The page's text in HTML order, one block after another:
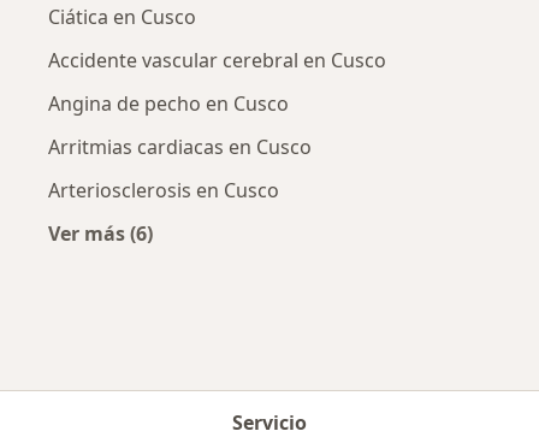
Ciática en Cusco
Accidente vascular cerebral en Cusco
Angina de pecho en Cusco
Arritmias cardiacas en Cusco
Arteriosclerosis en Cusco
Ver más (6)
Servicio